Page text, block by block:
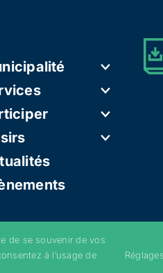
de confidentialité– Cookies–
de se souvenir de vos
à l’usage de
Réglages